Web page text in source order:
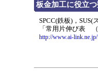
板金加工に役立
SPCC(鉄板)，
「常用片伸び表
http://www.ai-